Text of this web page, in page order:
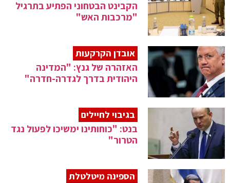
הקבינט הבטחוני הפתיע בתרגיל
"מרכבות האש"
אובדן הקרקעות
האזהרה של גנץ: "המדינה
היהודית בדרך לגדרה-חדרה"
בגיבוי לחיילים
בנט: "כוחותינו ימשיכו לפעול נגד
הטרור"
הספינה מיטלטלת